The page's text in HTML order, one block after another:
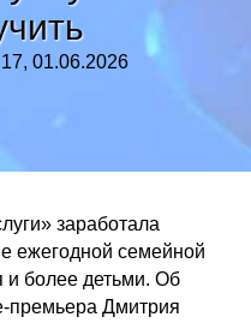
01.06.2026
заработала
ежегодной семейной
более детьми. Об
премьера Дмитрия